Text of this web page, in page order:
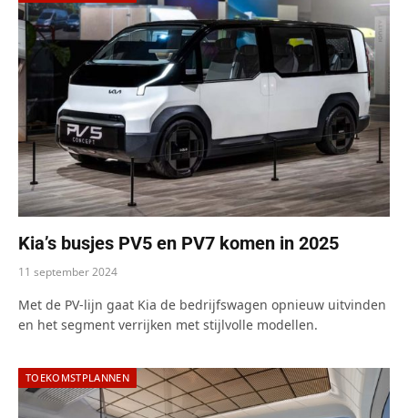
Kia’s busjes PV5 en PV7 komen in 2025
11 september 2024
Met de PV-lijn gaat Kia de bedrijfswagen opnieuw uitvinden
en het segment verrijken met stijlvolle modellen.
TOEKOMSTPLANNEN